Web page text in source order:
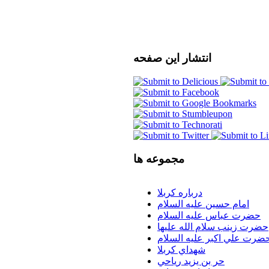
انتشار این صفحه
مجموعه ها
درباره كربلا
امام حسين عليه السلام
حضرت عباس عليه السلام
حضرت زينب سلام الله عليها
علي اكبر عليه السلام
شهداي كربلا
حر بن يزيد رياحي